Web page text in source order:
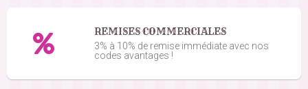
REMISES COMMERCIALES
3% à 10% de remise immédiate avec nos
codes avantages !